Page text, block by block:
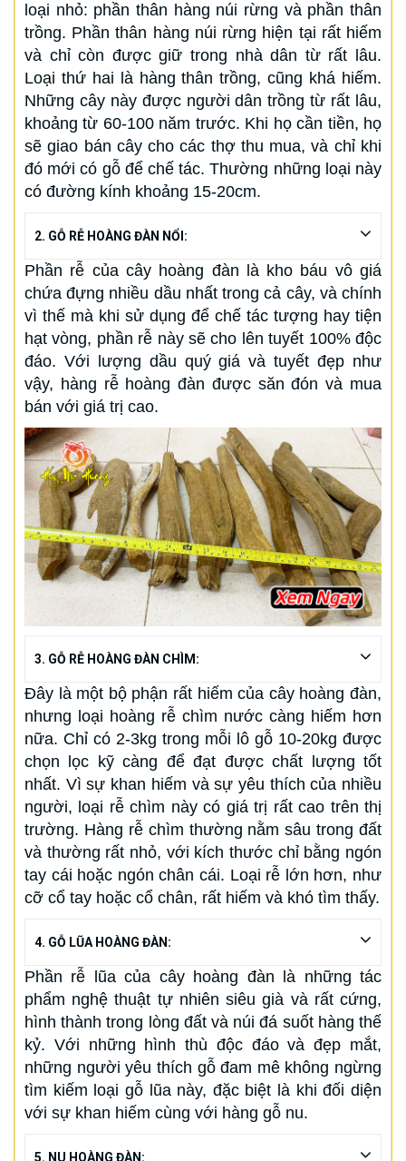
loại nhỏ: phần thân hàng núi rừng và phần thân
trồng. Phần thân hàng núi rừng hiện tại rất hiếm
và chỉ còn được giữ trong nhà dân từ rất lâu.
Loại thứ hai là hàng thân trồng, cũng khá hiếm.
Những cây này được người dân trồng từ rất lâu,
khoảng từ 60-100 năm trước. Khi họ cần tiền, họ
sẽ giao bán cây cho các thợ thu mua, và chỉ khi
đó mới có gỗ để chế tác. Thường những loại này
có đường kính khoảng 15-20cm.
2. GỖ RỄ HOÀNG ĐÀN NỔI:
Phần rễ của cây hoàng đàn là kho báu vô giá
chứa đựng nhiều dầu nhất trong cả cây, và chính
vì thế mà khi sử dụng để chế tác tượng hay tiện
hạt vòng, phần rễ này sẽ cho lên tuyết 100% độc
đáo. Với lượng dầu quý giá và tuyết đẹp như
vậy, hàng rễ hoàng đàn được săn đón và mua
bán với giá trị cao.
3. GỖ RỄ HOÀNG ĐÀN CHÌM:
Đây là một bộ phận rất hiếm của cây hoàng đàn,
nhưng loại hoàng rễ chìm nước càng hiếm hơn
nữa. Chỉ có 2-3kg trong mỗi lô gỗ 10-20kg được
chọn lọc kỹ càng để đạt được chất lượng tốt
nhất. Vì sự khan hiếm và sự yêu thích của nhiều
người, loại rễ chìm này có giá trị rất cao trên thị
trường. Hàng rễ chìm thường nằm sâu trong đất
và thường rất nhỏ, với kích thước chỉ bằng ngón
tay cái hoặc ngón chân cái. Loại rễ lớn hơn, như
cỡ cổ tay hoặc cổ chân, rất hiếm và khó tìm thấy.
4. GỖ LŨA HOÀNG ĐÀN:
Phần rễ lũa của cây hoàng đàn là những tác
phẩm nghệ thuật tự nhiên siêu già và rất cứng,
hình thành trong lòng đất và núi đá suốt hàng thế
kỷ. Với những hình thù độc đáo và đẹp mắt,
những người yêu thích gỗ đam mê không ngừng
tìm kiếm loại gỗ lũa này, đặc biệt là khi đối diện
với sự khan hiếm cùng với hàng gỗ nu.
5. NU HOÀNG ĐÀN: